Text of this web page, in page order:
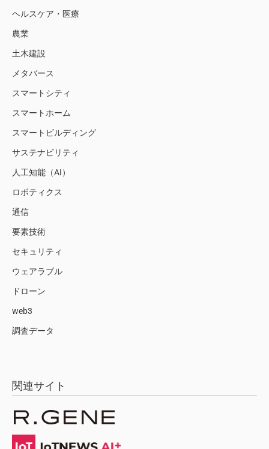
ヘルスケア・医療
農業
土木建設
メタバース
スマートシティ
スマートホーム
スマートビルディング
サステナビリティ
人工知能（AI）
ロボティクス
通信
要素技術
セキュリティ
ウェアラブル
ドローン
web3
調査データ
関連サイト